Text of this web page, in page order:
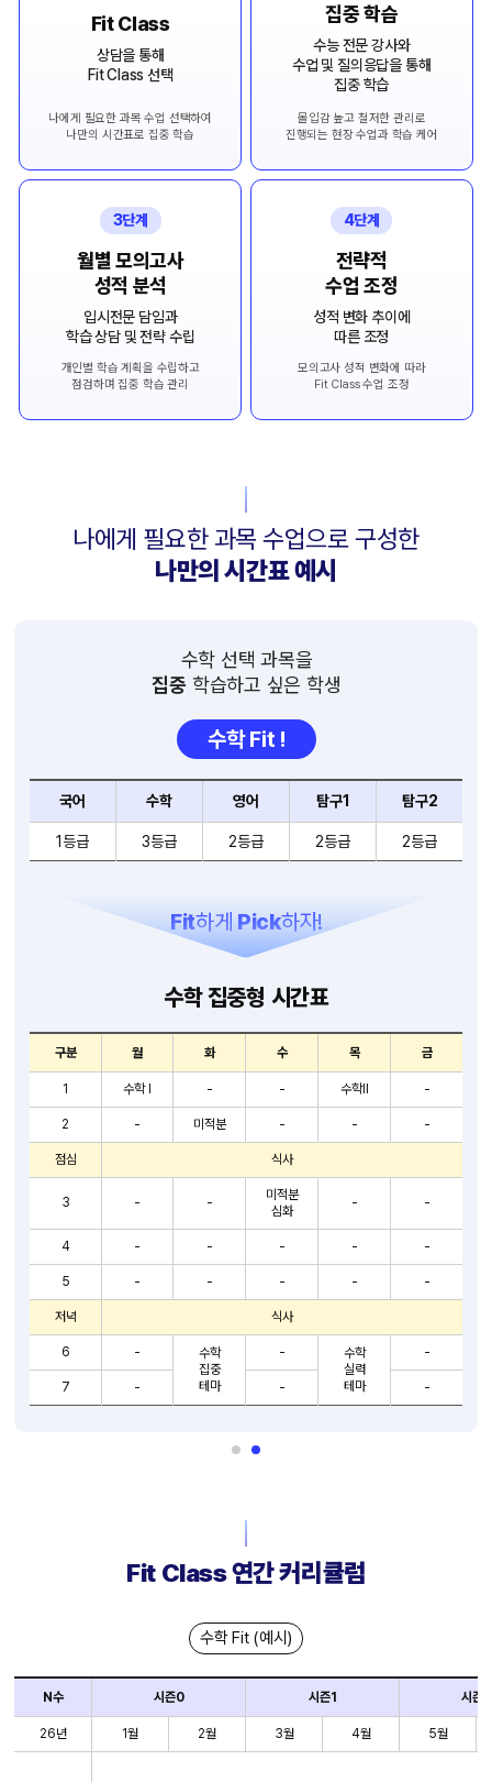
Fit Class
상담을 통해
Fit Class 선택
나에게 필요한 과목 수업 선택하여
나만의 시간표로 집중 학습
집중 학습
수능 전문 강사와
수업 및 질의응답을 통해
집중 학습
몰입감 높고 철저한 관리로
진행되는 현장 수업과 학습 케어
3단계
월별 모의고사
성적 분석
입시전문 담임과
학습 상담 및 전략 수립
개인별 학습 계획을 수립하고
점검하며 집중 학습 관리
4단계
전략적
수업 조정
성적 변화 추이에
따른 조정
모의고사 성적 변화에 따라
Fit Class 수업 조정
나에게 필요한 과목 수업으로 구성한
나만의 시간표 예시
수학 선택 과목을
집중 학습하고 싶은 학생
수학 Fit !
국어 수학 영어 탐구1 탐구2
1등급 3등급 2등급 2등급 2등급
Fit하게 Pick하자!
수학 집중형 시간표
구분 월 화 수 목 금
1 수학 I - - 수학II -
2 - 미적분 - - -
점심 식사
3 - -
미적분
심화
- -
4 - - - - -
5 - - - - -
저녁 식사
6 -
수학
집중
테마
-
수학
실력
테마
-
7 - - -
Fit Class 연간 커리큘럼
수학 Fit (예시)
N수 시즌0 시즌1 시즌2
26년 1월 2월 3월 4월 5월